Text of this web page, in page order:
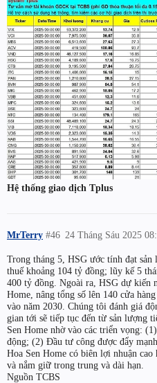
Hệ thống giao dịch Tplus
MrTerry 24 Tháng Sáu 2025
#46
Trong tháng 5, HSG ước tính đạt sản
thuế khoảng 104 tỷ đồng; lũy kế 5
400 tỷ đồng. Ngoài ra, HSG dự kiến
Home, nâng tổng số lên 140 cửa
vào năm 2030. Chúng tôi đánh giá
gian tới sẽ tiếp tục đến từ sản lượng
Sen Home nhờ vào các triển vọng:
động; (2) Đầu tư công được đẩy
Hoa Sen Home có biên lợi nhuận
và nắm giữ trong trung và dài hạn.
Nguồn TCBS